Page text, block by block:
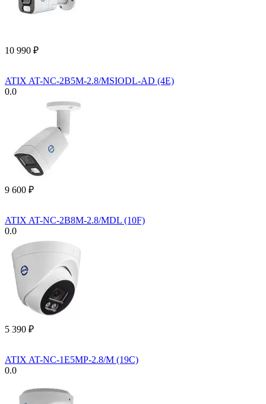
10 990 ₽
ATIX AT-NC-2B5M-2.8/MSIODL-AD (4E)
0.0
9 600 ₽
ATIX AT-NC-2B8M-2.8/MDL (10F)
0.0
5 390 ₽
ATIX AT-NC-1E5MP-2.8/M (19C)
0.0